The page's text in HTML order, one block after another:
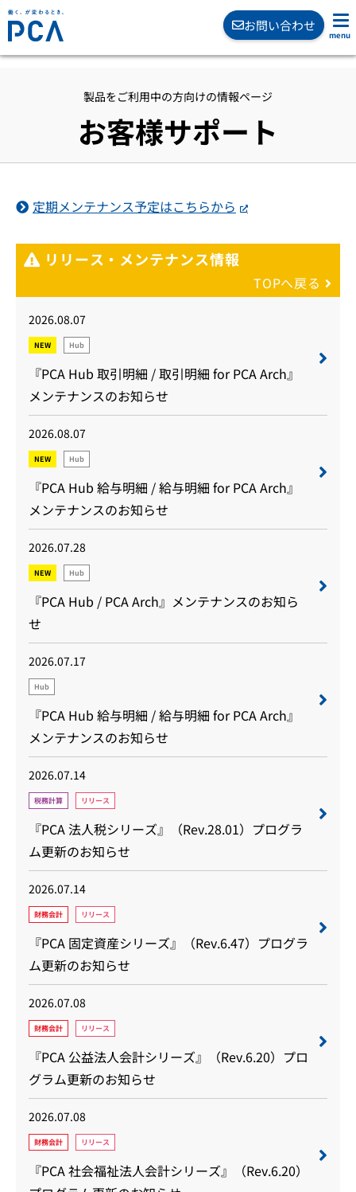
お問い合わせ
製品をご利用中の方向けの情報ページ
お客様サポート
定期メンテナンス予定はこちらから
リリース・メンテナンス情報
TOPへ戻る
2026.08.07
NEW Hub
『PCA Hub 取引明細 / 取引明細 for PCA Arch』
メンテナンスのお知らせ
2026.08.07
NEW Hub
『PCA Hub 給与明細 / 給与明細 for PCA Arch』
メンテナンスのお知らせ
2026.07.28
NEW Hub
『PCA Hub / PCA Arch』メンテナンスのお知ら
せ
2026.07.17
Hub
『PCA Hub 給与明細 / 給与明細 for PCA Arch』
メンテナンスのお知らせ
2026.07.14
税務計算 リリース
『PCA 法人税シリーズ』（Rev.28.01）プログラ
ム更新のお知らせ
2026.07.14
財務会計 リリース
『PCA 固定資産シリーズ』（Rev.6.47）プログラ
ム更新のお知らせ
2026.07.08
財務会計 リリース
『PCA 公益法人会計シリーズ』（Rev.6.20）プロ
グラム更新のお知らせ
2026.07.08
財務会計 リリース
『PCA 社会福祉法人会計シリーズ』（Rev.6.20）